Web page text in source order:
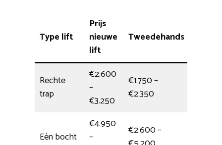
Type lift
Prijs
nieuwe
lift
Tweedehands
Rechte
trap
€2.600
–
€3.250
€1.750 –
€2.350
Eén bocht
€4.950
–
€2.600 –